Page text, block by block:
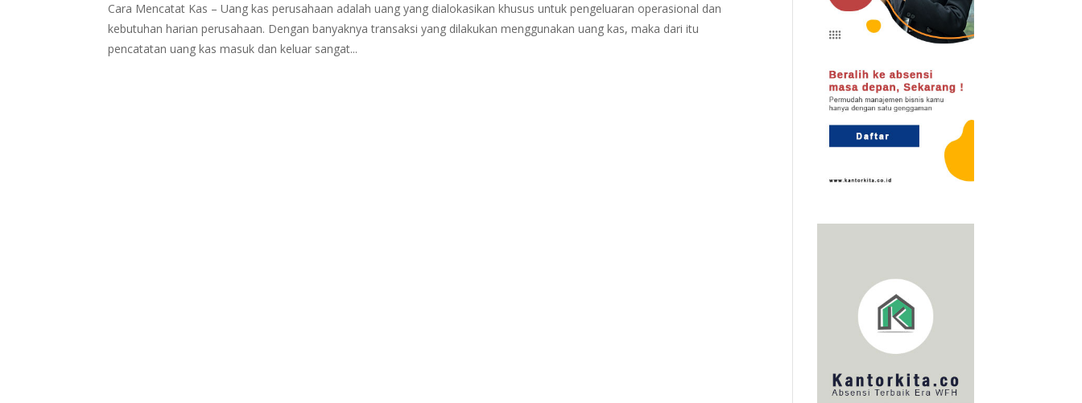
Cara Mencatat Kas – Uang kas perusahaan adalah uang yang dialokasikan khusus untuk pengeluaran operasional dan
kebutuhan harian perusahaan. Dengan banyaknya transaksi yang dilakukan menggunakan uang kas, maka dari itu
pencatatan uang kas masuk dan keluar sangat...